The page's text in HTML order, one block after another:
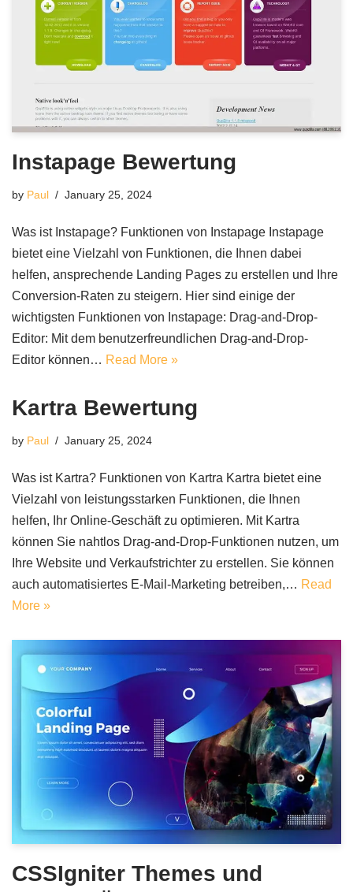
Instapage Bewertung
by Paul January 25, 2024
Was ist Instapage? Funktionen von Instapage Instapage
bietet eine Vielzahl von Funktionen, die Ihnen dabei
helfen, ansprechende Landing Pages zu erstellen und Ihre
Conversion-Raten zu steigern. Hier sind einige der
wichtigsten Funktionen von Instapage: Drag-and-Drop-
Editor: Mit dem benutzerfreundlichen Drag-and-Drop-
Editor können… Read More »
Kartra Bewertung
by Paul January 25, 2024
Was ist Kartra? Funktionen von Kartra Kartra bietet eine
Vielzahl von leistungsstarken Funktionen, die Ihnen
helfen, Ihr Online-Geschäft zu optimieren. Mit Kartra
können Sie nahtlos Drag-and-Drop-Funktionen nutzen, um
Ihre Website und Verkaufstrichter zu erstellen. Sie können
auch automatisiertes E-Mail-Marketing betreiben,… Read
More »
CSSIgniter Themes und